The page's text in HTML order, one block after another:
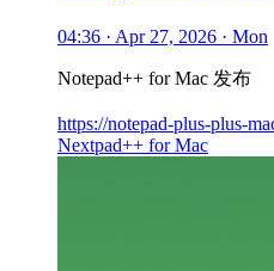
04:36 · Apr 27, 2026 · Mon
Notepad++ for Mac 发布
https://notepad-plus-plus-
Nextpad++ for Mac